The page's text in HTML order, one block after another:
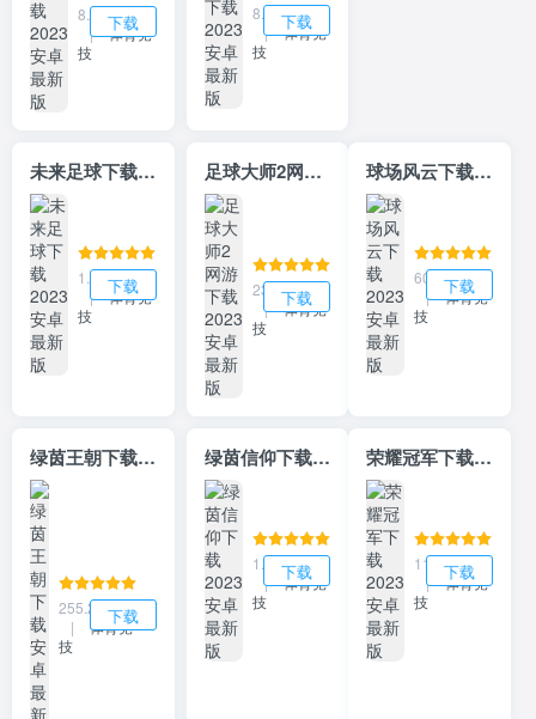
8.99MB
|
体育竞
技
下载
8.99MB
|
体育竞
技
下载
未来足球下载2023安卓最新版
1.91GB
|
体育竞
技
下载
足球大师2网游下载2023安卓最新版
239.05MB
|
体育竞
技
下载
球场风云下载2023安卓最新版
601.7MB
|
体育竞
技
下载
绿茵王朝下载安卓最新版
255.22MB
|
体育竞
技
下载
绿茵信仰下载2023安卓最新版
1.87GB
|
体育竞
技
下载
荣耀冠军下载2023安卓最新版
11.24MB
|
体育竞
技
下载